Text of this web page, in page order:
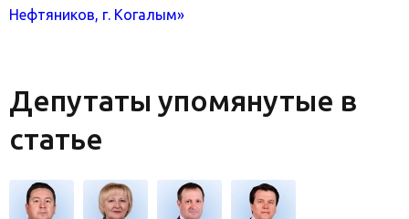
Нефтяников, г. Когалым»
Депутаты упомянутые в
статье